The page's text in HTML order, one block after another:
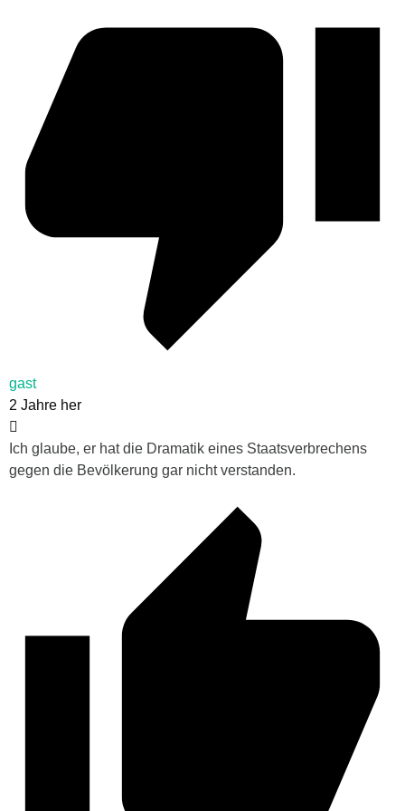
gast
2 Jahre her
Ich glaube, er hat die Dramatik eines Staatsverbrechens
gegen die Bevölkerung gar nicht verstanden.